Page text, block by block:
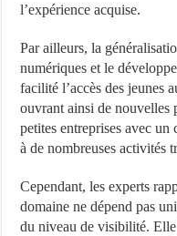
l’expérience acquise.
Par ailleurs, la
numériques et le
facilité l’accès des jeunes
ouvrant ainsi de nouvelles
petites entreprises avec
à de nombreuses activités
Cependant, les experts
domaine ne dépend pas
du niveau de visibilité. Elle